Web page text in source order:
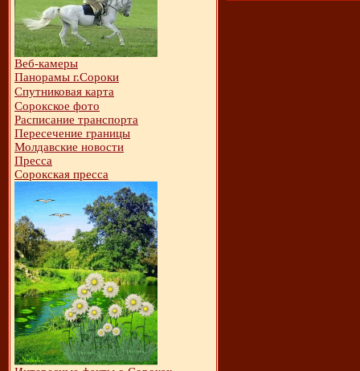
Веб-камеры
Панорамы г.Сороки
Спутниковая карта
Сорокское фото
Расписание транспорта
Пересечение границы
Молдавские новости
Пресса
Сорокская пресса